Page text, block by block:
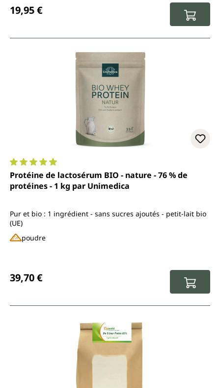
19,95 €
Note moyenne de 4.9 sur 5 étoiles
Protéine de lactosérum BIO - nature - 76 % de
protéines - 1 kg par Unimedica
Pur et bio : 1 ingrédient - sans sucres ajoutés - petit-lait bio
(UE)
poudre
39,70 €